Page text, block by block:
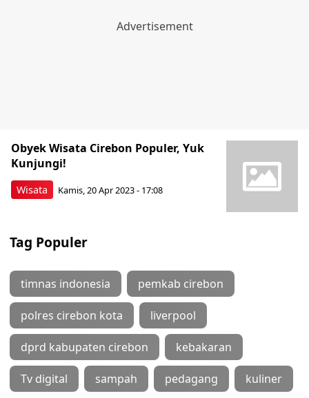
Wisata
Obyek Wisata Cirebon Populer, Yuk
Kunjungi!
Kamis, 20 Apr 2023 - 17:08
Tag Populer
timnas indonesia pemkab cirebon
polres cirebon kota liverpool
dprd kabupaten cirebon kebakaran
Tv digital sampah pedagang kuliner